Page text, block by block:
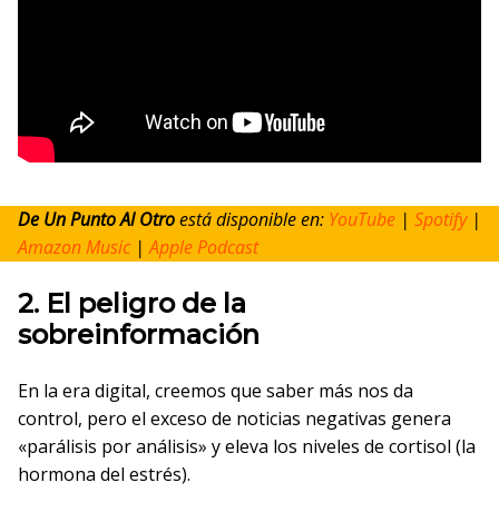
De Un Punto Al Otroestá disponible en: YouTube | Spotify|
Amazon Music |Apple Podcast
2. El peligro de la
sobreinformación
En la era digital, creemos que saber más nos da
control, pero el exceso de noticias negativas genera
«parálisis por análisis» y eleva los niveles de cortisol (la
hormona del estrés).